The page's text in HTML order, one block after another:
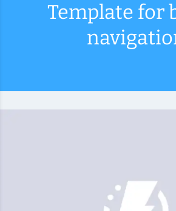
Template for